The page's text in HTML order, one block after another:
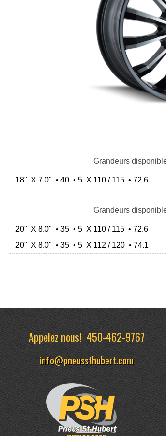
Grandeurs
18" X 7.0" • 40 • 5 X 110 / 115 • 72.6
Grandeurs
20" X 8.0" • 35 • 5 X 110 / 115 • 72.6
20" X 8.0" • 35 • 5 X 112 / 120 • 74.1
Appelez nous!450-462-9767
info@pneussthubert.com